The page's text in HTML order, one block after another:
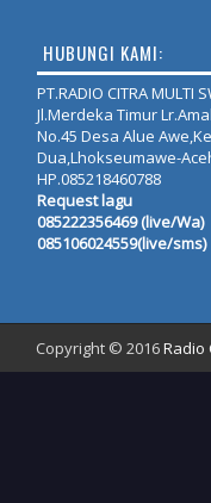
HUBUNGI KAMI:
PT.RADIO CITRA MULTI
Jl.Merdeka Timur
No.45 Desa Alue
Dua,Lhokseumawe-
HP.085218460788
Request lagu
085222356469 (live/Wa)
085106024559(live/sms)
Copyright © 2016Radio